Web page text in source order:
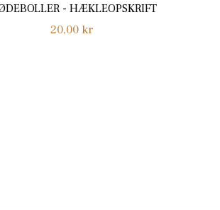
- HÆKLEOPSKRIFT
Normalpris
20,00 kr